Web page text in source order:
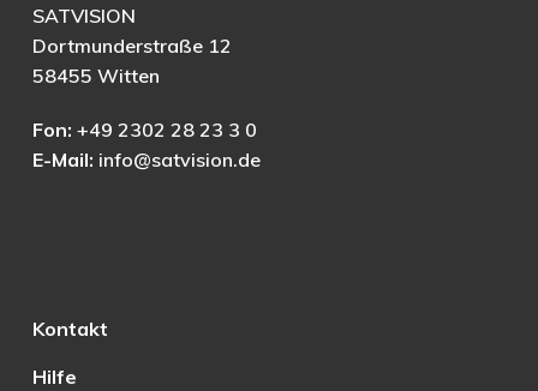
SATVISION
Dortmunderstraße 12
58455 Witten
Fon: +49 2302 28 23 3 0
E-Mail: info@satvision.de
Kontakt
Hilfe